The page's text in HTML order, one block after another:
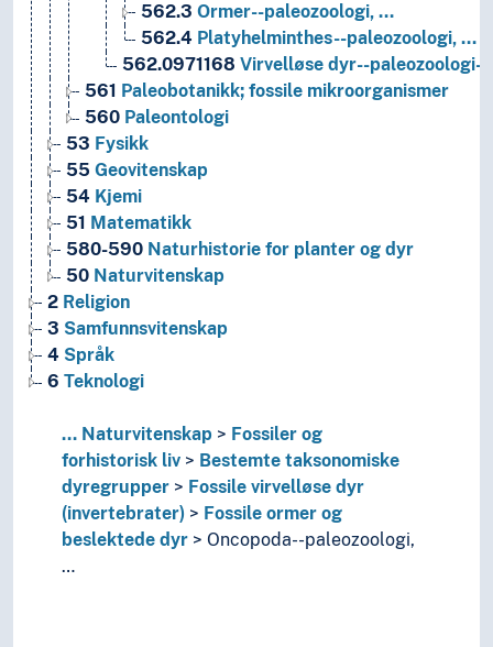
562.3 Ormer--paleozoologi, …
562.4 Platyhelminthes--paleozoologi, …
562.0971168 Virvelløse dyr--
561 Paleobotanikk; fossile mikroorganismer
560 Paleontologi
53 Fysikk
55 Geovitenskap
54 Kjemi
51 Matematikk
580-590 Naturhistorie for planter og dyr
50 Naturvitenskap
2 Religion
3 Samfunnsvitenskap
4 Språk
6 Teknologi
... Naturvitenskap
Fossiler og
forhistorisk liv
Bestemte taksonomiske
dyregrupper
Fossile virvelløse dyr
(invertebrater)
Fossile ormer og
beslektede dyr
Oncopoda--paleozoologi,
…